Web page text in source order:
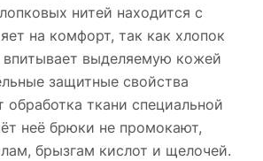
нитей находится с
на комфорт, так как хлопок
впитывает выделяемую кожей
защитные свойства
обработка ткани специальной
неё брюки не промокают,
брызгам кислот и щелочей.